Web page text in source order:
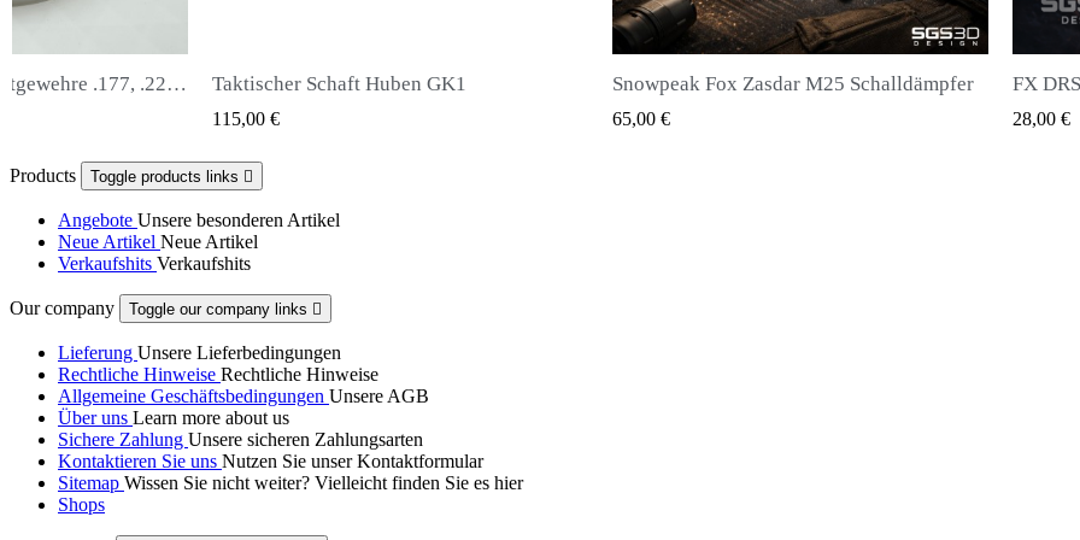
VIEWGK1 QUICK VIEW
Snowpeak Fox Zasdar M25 Schalldämpfer
65,00 €
QUICK VIEW FX DRS - Magazin für alle Arten von Kugeln
28,00 €
Huben
20,00 €
Products Toggle products links 
Angebote Unsere besonderen Artikel
Neue Artikel Neue Artikel
Verkaufshits Verkaufshits
Our company Toggle our company links 
Lieferung Unsere Lieferbedingungen
Rechtliche Hinweise Rechtliche Hinweise
Allgemeine Geschäftsbedingungen Unsere AGB
Über uns Learn more about us
Sichere Zahlung Unsere sicheren Zahlungsarten
Kontaktieren Sie uns Nutzen Sie unser Kontaktformular
Sitemap Wissen Sie nicht weiter? Vielleicht finden Sie es hier
Shops